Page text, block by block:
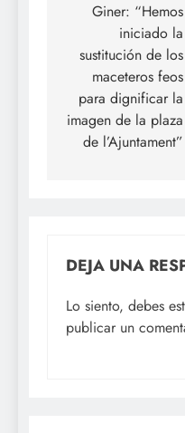
entradas
Giner: “Hemos
iniciado la
sustitución de los
maceteros feos
para dignificar la
imagen de la plaza
de l’Ajuntament”
DEJA UNA
Lo siento, debes
publicar un